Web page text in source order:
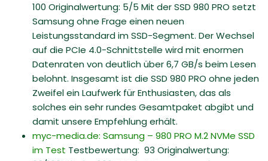
100 Originalwertung: 5/5 Mit der SSD 980 PRO setzt
Samsung ohne Frage einen neuen
Leistungsstandard im SSD-Segment. Der Wechsel
auf die PCIe 4.0-Schnittstelle wird mit enormen
Datenraten von deutlich über 6,7 GB/s beim Lesen
belohnt. Insgesamt ist die SSD 980 PRO ohne jeden
Zweifel ein Laufwerk für Enthusiasten, das als
solches ein sehr rundes Gesamtpaket abgibt und
damit unsere Empfehlung erhält.
myc-media.de: Samsung – 980 PRO M.2 NVMe SSD
im Test Testbewertung: 93 Originalwertung: